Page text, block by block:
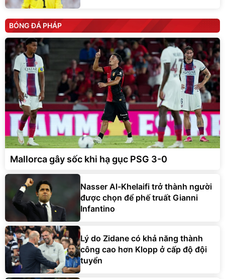
BÓNG ĐÁ PHÁP
Mallorca gây sốc khi hạ gục PSG 3-0
Nasser Al-Khelaifi trở thành người
được chọn để phế truất Gianni
Infantino
Lý do Zidane có khả năng thành
công cao hơn Klopp ở cấp độ đội
tuyển